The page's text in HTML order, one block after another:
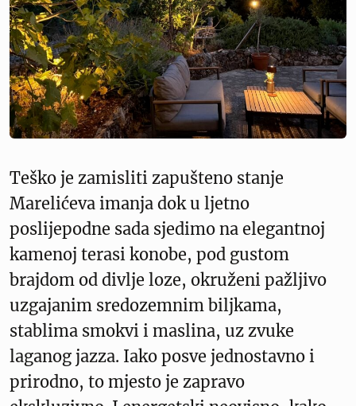
Teško je zamisliti zapušteno stanje
Marelićeva imanja dok u ljetno
poslijepodne sada sjedimo na elegantnoj
kamenoj terasi konobe, pod gustom
brajdom od divlje loze, okruženi pažljivo
uzgajanim sredozemnim biljkama,
stablima smokvi i maslina, uz zvuke
laganog jazza. Iako posve jednostavno i
prirodno, to mjesto je zapravo